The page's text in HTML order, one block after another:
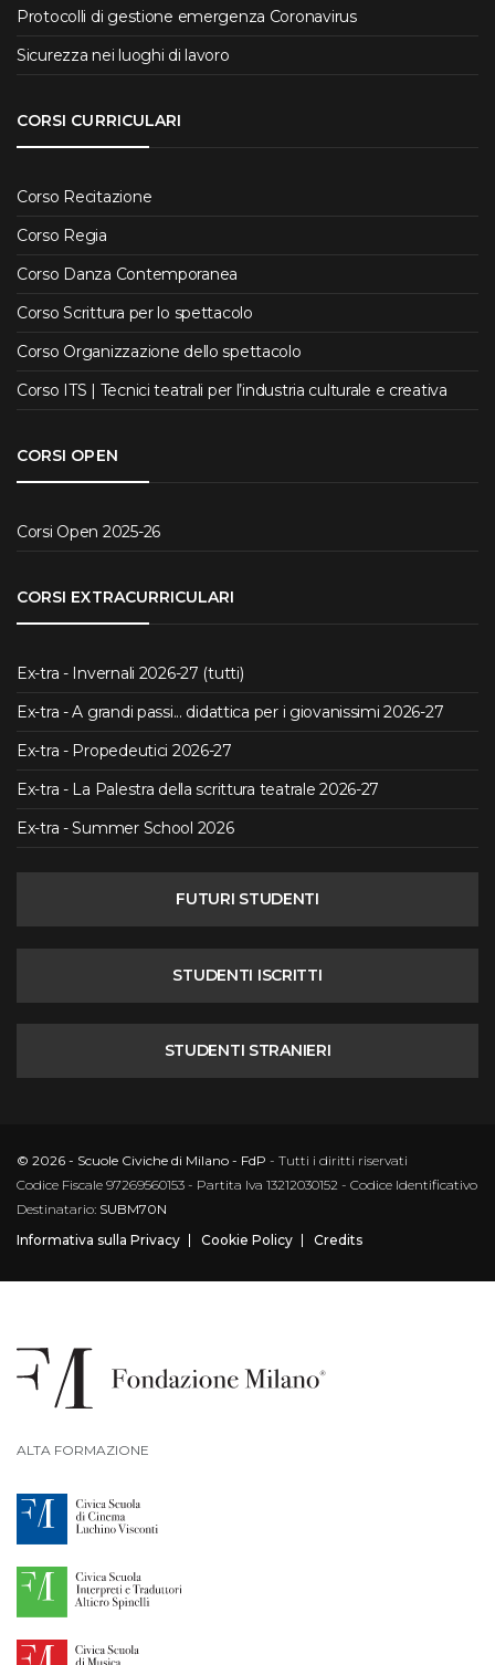
Protocolli di gestione emergenza Coronavirus
Sicurezza nei luoghi di lavoro
CORSI CURRICULARI
Corso Recitazione
Corso Regia
Corso Danza Contemporanea
Corso Scrittura per lo spettacolo
Corso Organizzazione dello spettacolo
Corso ITS | Tecnici teatrali per l’industria culturale e creativa
CORSI OPEN
Corsi Open 2025-26
CORSI EXTRACURRICULARI
Ex-tra - Invernali 2026-27 (tutti)
Ex-tra - A grandi passi... didattica per i giovanissimi 2026-27
Ex-tra - Propedeutici 2026-27
Ex-tra - La Palestra della scrittura teatrale 2026-27
Ex-tra - Summer School 2026
FUTURI STUDENTI
STUDENTI ISCRITTI
STUDENTI STRANIERI
© 2026 - Scuole Civiche di Milano - FdP - Tutti i diritti riservati
Codice Fiscale 97269560153 - Partita Iva 13212030152 - Codice Identificativo
Destinatario: SUBM70N
Informativa sulla Privacy
Cookie Policy Credits
ALTA FORMAZIONE